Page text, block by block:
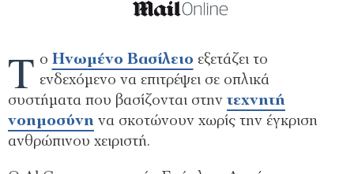
Τ ο Ηνωμένο Βασίλειο εξετάζει το
ενδεχόμενο να επιτρέψει σε οπλικά
συστήματα που βασίζονται στηντεχνητή
νοημοσύνη να σκοτώνουν χωρίς την έγκριση
ανθρώπινου χειριστή.